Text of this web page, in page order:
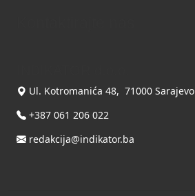
Ul. Kotromanića 48, 71000 Sarajevo
+387 061 206 022
redakcija@indikator.ba